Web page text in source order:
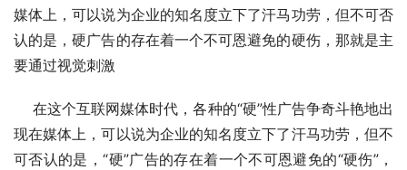
媒体上，可以说为企业的知名度立下了汗马功劳，但不可否
认的是，硬广告的存在着一个不可恩避免的硬伤，那就是主
要通过视觉刺激
在这个互联网媒体时代，各种的“硬”性广告争奇斗艳地出
现在媒体上，可以说为企业的知名度立下了汗马功劳，但不
可否认的是，“硬”广告的存在着一个不可恩避免的“硬伤”，